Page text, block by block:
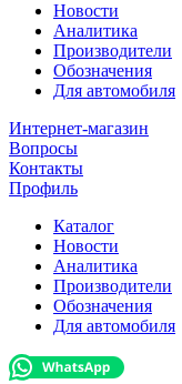
Новости
Аналитика
Производители
Обозначения
Для автомобиля
Интернет-магазин
Вопросы
Контакты
Профиль
Каталог
Новости
Аналитика
Производители
Обозначения
Для автомобиля